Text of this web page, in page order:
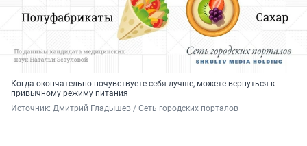
Когда окончательно почувствуете себя лучше, можете вернуться к
привычному режиму питания
Источник: Дмитрий Гладышев / Сеть городских порталов